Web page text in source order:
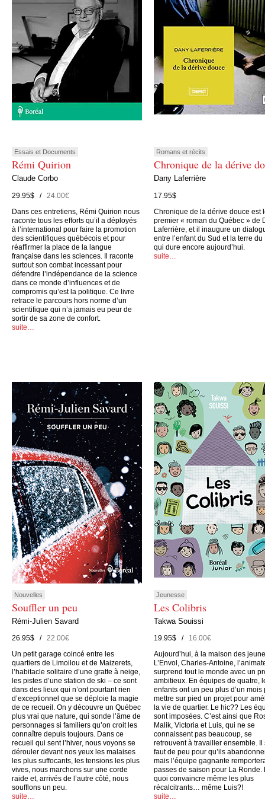
Essais et Documents
Rémi Quirion
Claude Corbo
29.95$ /24.00€
Dans ces entretiens, Rémi Quirion nous
raconte tous les efforts qu’il a déployés
à l’international pour faire la promotion
des scientifiques québécois et pour
réaffirmer la place de la langue
française dans les sciences. Il raconte
surtout son combat incessant pour
défendre l’indépendance de la science
dans ce monde d’influences et de
compromis qu’est la politique. Ce livre
retrace le parcours hors norme d’un
scientifique qui n’a jamais eu peur de
sortir de sa zone de confort.
suite…
Romans et récits
Chronique de la dérive
Dany Laferrière
17.95$
Chronique de la dérive douce est
premier « roman du Québec » de
Laferrière, et il inaugure un
entre l’enfant du Sud et la terre du
qui dure encore aujourd’hui.
suite…
Nouvelles
Souffler un peu
Rémi-Julien Savard
26.95$ /22.00€
Un petit garage coincé entre les
quartiers de Limoilou et de Maizerets,
l’habitacle solitaire d’une gratte à neige,
les pistes d’une station de ski – ce sont
dans des lieux qui n’ont pourtant rien
d’exceptionnel que se déploie la magie
de ce recueil. On y découvre un Québec
plus vrai que nature, qui sonde l’âme de
personnages si familiers qu’on croit les
connaître depuis toujours. Dans ce
recueil qui sent l’hiver, nous voyons se
dérouler devant nos yeux les malaises
les plus suffocants, les tensions les plus
vives, nous marchons sur une corde
raide et, arrivés de l’autre côté, nous
soufflons un peu.
suite…
Jeunesse
Les Colibris
Takwa Souissi
19.95$ /16.00€
Aujourd’hui, à la maison des
L’Envol, Charles-Antoine,
surprend tout le monde avec un
ambitieux. En équipes de quatre,
enfants ont un peu plus d’un mois
mettre sur pied un projet pour
la vie de quartier. Le hic?? Les
sont imposées. C’est ainsi que
Malik, Victoria et Luis, qui ne se
connaissent pas beaucoup, se
retrouvent à travailler ensemble. Il
faut de peu pour qu’ils
mais l’équipe gagnante
passes de saison pour La Ronde.
quoi convaincre même les plus
récalcitrants… même Luis?!
suite…